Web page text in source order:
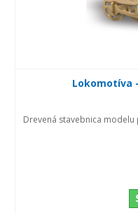
Lokomotíva
Drevená stavebnica